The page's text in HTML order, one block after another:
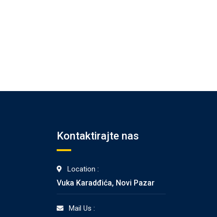
Kontaktirajte nas
Location :
Vuka Karadđića, Novi Pazar
Mail Us :